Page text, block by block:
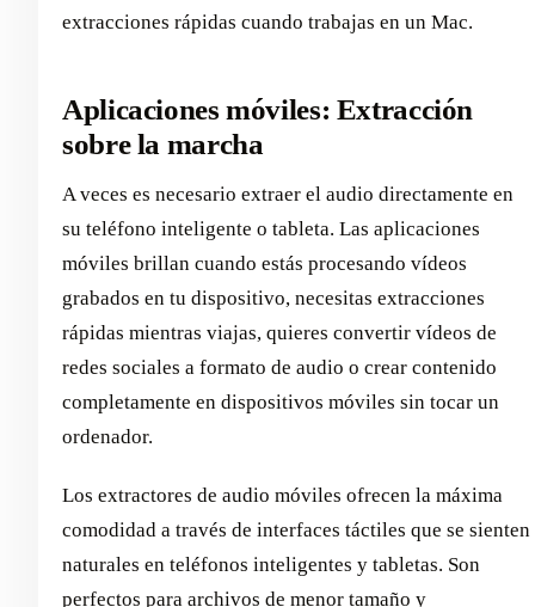
extracciones rápidas cuando trabajas en un Mac.
Aplicaciones móviles: Extracción
sobre la marcha
A veces es necesario extraer el audio directamente en
su teléfono inteligente o tableta. Las aplicaciones
móviles brillan cuando estás procesando vídeos
grabados en tu dispositivo, necesitas extracciones
rápidas mientras viajas, quieres convertir vídeos de
redes sociales a formato de audio o crear contenido
completamente en dispositivos móviles sin tocar un
ordenador.
Los extractores de audio móviles ofrecen la máxima
comodidad a través de interfaces táctiles que se sienten
naturales en teléfonos inteligentes y tabletas. Son
perfectos para archivos de menor tamaño y